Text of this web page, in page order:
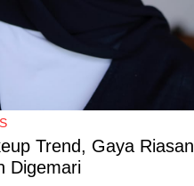
Trend, Gaya Riasan
Digemari